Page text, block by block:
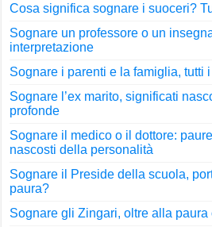
Cosa significa sognare i suoceri?
Sognare un professore o un
interpretazione
Sognare i parenti e la famiglia, tutti
Sognare l’ex marito, significati
profonde
Sognare il medico o il dottore:
nascosti della personalità
Sognare il Preside della scuola,
paura?
Sognare gli Zingari, oltre alla paura